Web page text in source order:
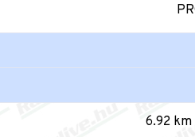
6.92 km